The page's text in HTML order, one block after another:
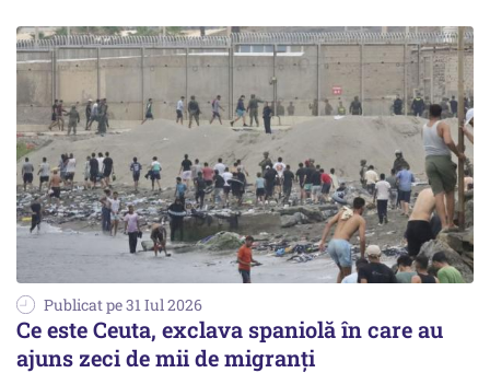
Publicat pe 31 Iul 2026
Ce este Ceuta, exclava spaniolă în care au
ajuns zeci de mii de migranți